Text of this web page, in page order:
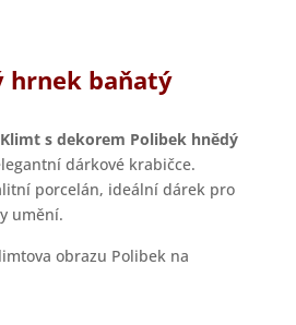
hrnek baňatý
s dekorem Polibek hnědý
dárkové krabičce.
porcelán, ideální dárek pro
umění.
obrazu Polibek na